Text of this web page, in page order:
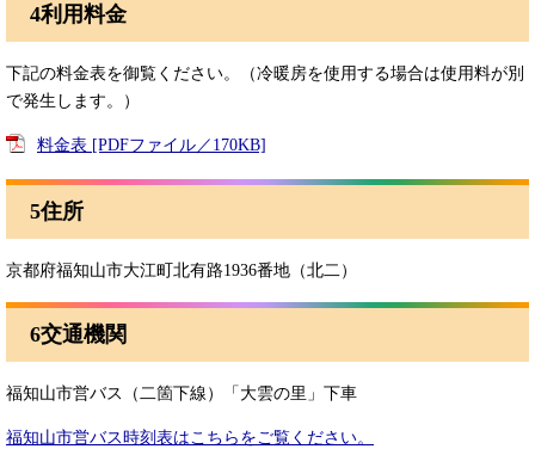
4利用料金
下記の料金表を御覧ください。（冷暖房を使用する場合は使用料が別
で発生します。）
料金表 [PDFファイル／170KB]
5住所
京都府福知山市大江町北有路1936番地（北二）
6交通機関
福知山市営バス（二箇下線）「大雲の里」下車
福知山市営バス時刻表はこちらをご覧ください。